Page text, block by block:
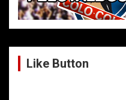
Like Button